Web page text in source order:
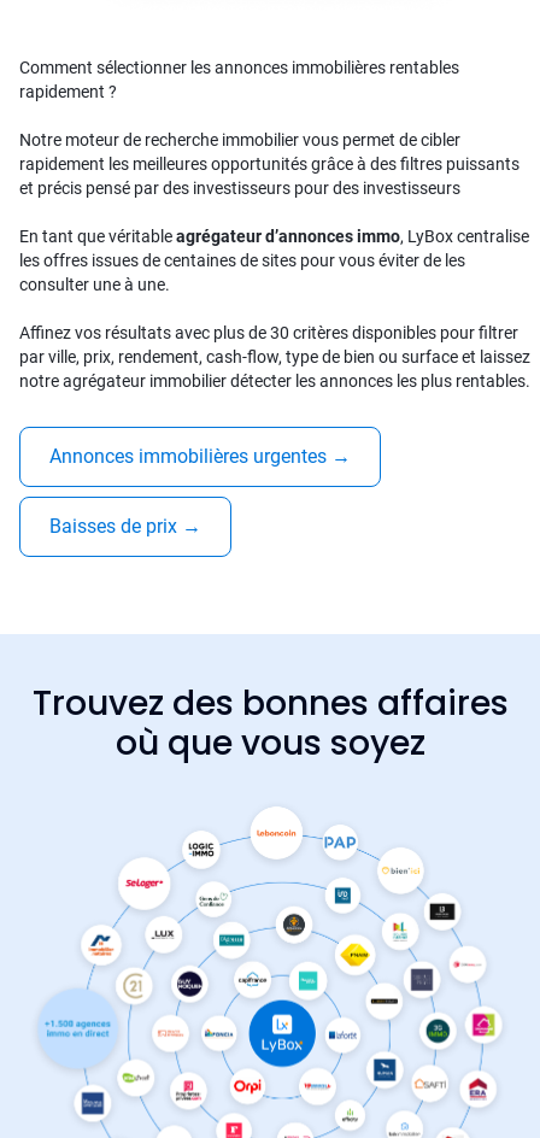
Comment sélectionner les annonces immobilières rentables
rapidement ?
Notre moteur de recherche immobilier vous permet de cibler
rapidement les meilleures opportunités grâce à des filtres puissants
et précis pensé par des investisseurs pour des investisseurs
En tant que véritableagrégateur d’annonces immo, LyBox centralise
les offres issues de centaines de sites pour vous éviter de les
consulter une à une.
Affinez vos résultats avec plus de 30 critères disponibles pour filtrer
par ville, prix, rendement, cash-flow, type de bien ou surface et laissez
notre agrégateur immobilier détecter les annonces les plus rentables.
Annonces immobilières urgentes →
Baisses de prix →
Trouvez des bonnes affaires
où que vous soyez